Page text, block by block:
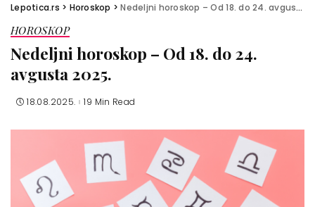
Lepotica.rs > Horoskop >Nedeljni horoskop – Od 18. do 24. avgusta 2025.
HOROSKOP
Nedeljni horoskop – Od 18. do 24.
avgusta 2025.
18.08.2025. 19 Min Read